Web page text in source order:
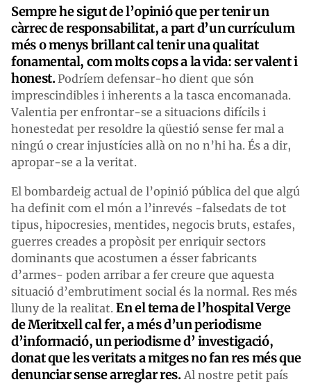
Sempre he sigut de l’opinió que per tenir un
càrrec de responsabilitat, a part d’un currículum
més o menys brillant cal tenir una qualitat
fonamental, com molts cops a la vida: ser valent i
honest.Podríem defensar-ho dient que són
imprescindibles i inherents a la tasca encomanada.
Valentia per enfrontar-se a situacions difícils i
honestedat per resoldre la qüestió sense fer mal a
ningú o crear injustícies allà on no n’hi ha. És a dir,
apropar-se a la veritat.
El bombardeig actual de l’opinió pública del que algú
ha definit com el món a l’inrevés -falsedats de tot
tipus, hipocresies, mentides, negocis bruts, estafes,
guerres creades a propòsit per enriquir sectors
dominants que acostumen a ésser fabricants
d’armes- poden arribar a fer creure que aquesta
situació d’embrutiment social és la normal. Res més
lluny de la realitat. En el tema de l’hospital Verge
de Meritxell cal fer, a més d’un periodisme
d’informació, un periodisme d’ investigació,
donat que les veritats a mitges no fan res més que
denunciar sense arreglar res.Al nostre petit país